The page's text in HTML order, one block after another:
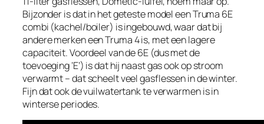
Bijzonder is dat in het geteste model een Truma 6E
combi (kachel/boiler) is ingebouwd, waar dat bij
andere merken een Truma 4 is, met een lagere
capaciteit. Voordeel van de 6E (dus met de
toevoeging ‘E’) is dat hij naast gas ook op stroom
verwarmt – dat scheelt veel gasflessen in de winter.
Fijn dat ook de vuilwatertank te verwarmen is in
winterse periodes.